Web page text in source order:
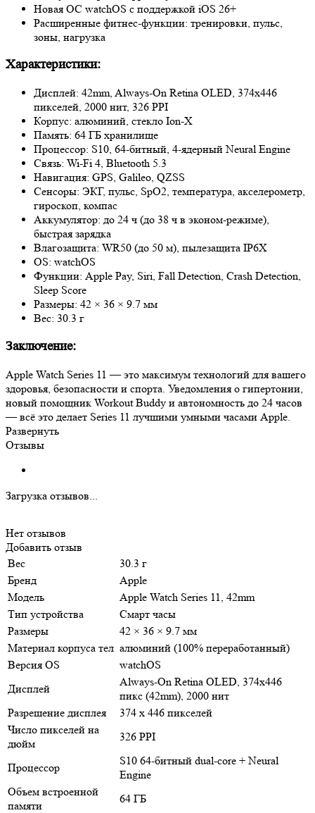
Новая ОС watchOS с поддержкой iOS 26+
Расширенные фитнес-функции: тренировки, пульс,
зоны, нагрузка
Характеристики:
Дисплей: 42mm, Always-On Retina OLED, 374х446
пикселей, 2000 нит, 326 PPI
Корпус: алюминий, стекло Ion-X
Память: 64 ГБ хранилище
Процессор: S10, 64‑битный, 4‑ядерный Neural Engine
Связь: Wi-Fi 4, Bluetooth 5.3
Навигация: GPS, Galileo, QZSS
Сенсоры: ЭКГ, пульс, SpO2, температура, акселерометр,
гироскоп, компас
Аккумулятор: до 24 ч (до 38 ч в эконом-режиме),
быстрая зарядка
Влагозащита: WR50 (до 50 м), пылезащита IP6X
OS: watchOS
Функции: Apple Pay, Siri, Fall Detection, Crash Detection,
Sleep Score
Размеры: 42 × 36 × 9.7 мм
Вес: 30.3 г
Заключение:
Apple Watch Series 11 — это максимум технологий для вашего
здоровья, безопасности и спорта. Уведомления о гипертонии,
новый помощник Workout Buddy и автономность до 24 часов
— всё это делает Series 11 лучшими умными часами Apple.
Развернуть
Отзывы
Загрузка отзывов...
Нет отзывов
Добавить отзыв
Вес
30.3 г
Бренд
Apple
Модель
Apple Watch Series 11, 42mm
Тип устройства
Смарт часы
Размеры
42 × 36 × 9.7 мм
Материал корпуса тел алюминий (100% переработанный)
Версия OS
watchOS
Дисплей
Always-On Retina OLED, 374х446
пикс (42mm), 2000 нит
Разрешение дисплея
374 х 446 пикселей
Число пикселей на
дюйм
326 PPI
Процессор
S10 64-битный dual-core + Neural
Engine
Объем встроенной
памяти
64 ГБ